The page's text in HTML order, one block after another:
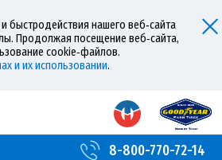
быстродействия нашего веб‑сайта
Продолжая посещение веб‑сайта,
cookie‑файлов.
и их использовании.
8-800-770-72-14